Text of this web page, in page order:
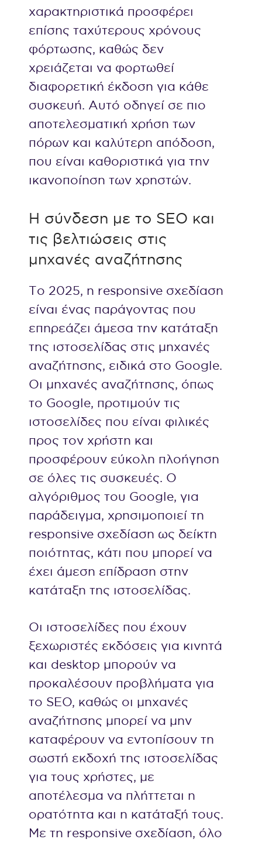
χαρακτηριστικά προσφέρει
επίσης ταχύτερους χρόνους
φόρτωσης, καθώς δεν
χρειάζεται να φορτωθεί
διαφορετική έκδοση για κάθε
συσκευή. Αυτό οδηγεί σε πιο
αποτελεσματική χρήση των
πόρων και καλύτερη απόδοση,
που είναι καθοριστικά για την
ικανοποίηση των χρηστών.
Η σύνδεση με το SEO και
τις βελτιώσεις στις
μηχανές αναζήτησης
Το 2025, η responsive σχεδίαση
είναι ένας παράγοντας που
επηρεάζει άμεσα την κατάταξη
της ιστοσελίδας στις μηχανές
αναζήτησης, ειδικά στο Google.
Οι μηχανές αναζήτησης, όπως
το Google, προτιμούν τις
ιστοσελίδες που είναι φιλικές
προς τον χρήστη και
προσφέρουν εύκολη πλοήγηση
σε όλες τις συσκευές. Ο
αλγόριθμος του Google, για
παράδειγμα, χρησιμοποιεί τη
responsive σχεδίαση ως δείκτη
ποιότητας, κάτι που μπορεί να
έχει άμεση επίδραση στην
κατάταξη της ιστοσελίδας.
Οι ιστοσελίδες που έχουν
ξεχωριστές εκδόσεις για κινητά
και desktop μπορούν να
προκαλέσουν προβλήματα για
το SEO, καθώς οι μηχανές
αναζήτησης μπορεί να μην
καταφέρουν να εντοπίσουν τη
σωστή εκδοχή της ιστοσελίδας
για τους χρήστες, με
αποτέλεσμα να πλήττεται η
ορατότητα και η κατάταξή τους.
Με τη responsive σχεδίαση, όλο